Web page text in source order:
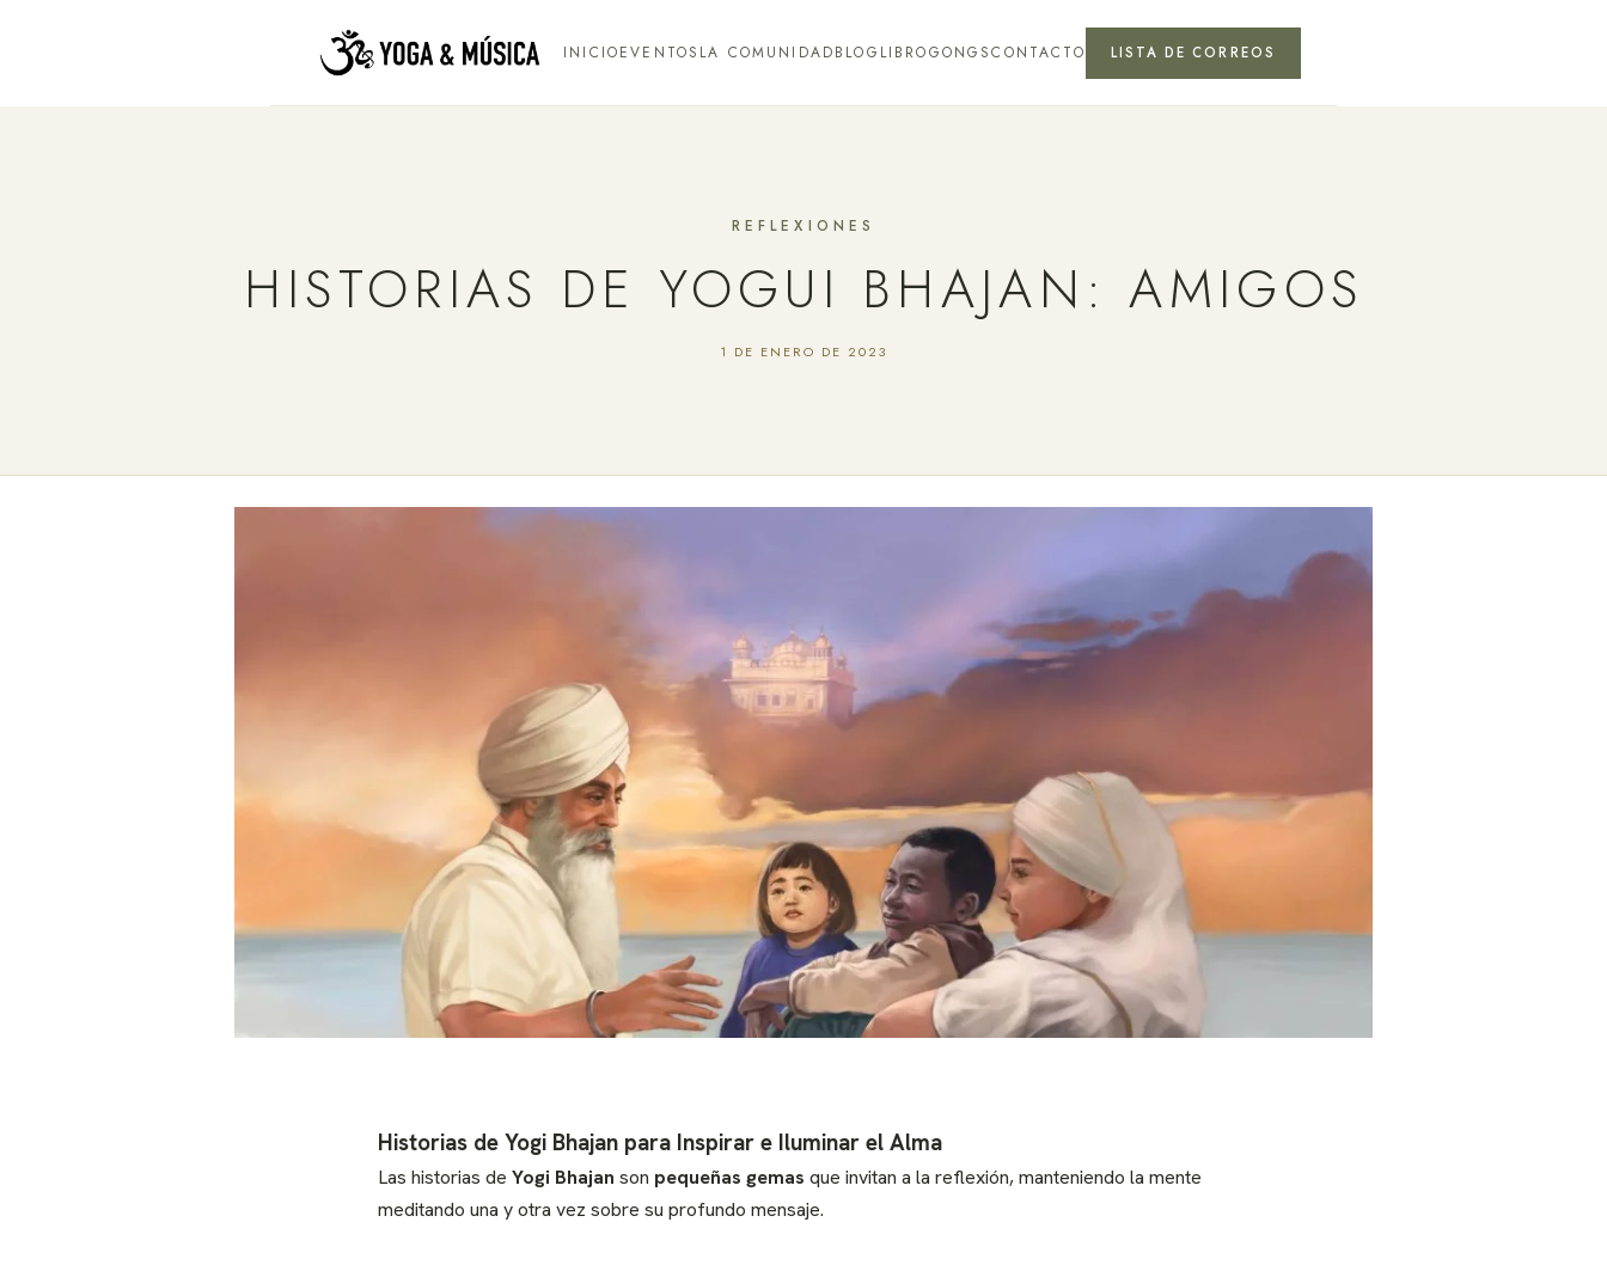
INICIOEVENTOS LA COMUNIDADBLOG LIBROGONGSCONTACTO LISTA DE CORREOS
REFLEXIONES
HISTORIAS DE YOGUI BHAJAN: AMIGOS
1 DE ENERO DE 2023
Historias de Yogi Bhajan para Inspirar e Iluminar el Alma
Las historias de Yogi Bhajan son pequeñas gemas que invitan a la reflexión, manteniendo la mente
meditando una y otra vez sobre su profundo mensaje.